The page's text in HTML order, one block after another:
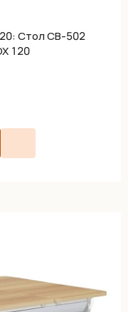
Стол СВ-502
120